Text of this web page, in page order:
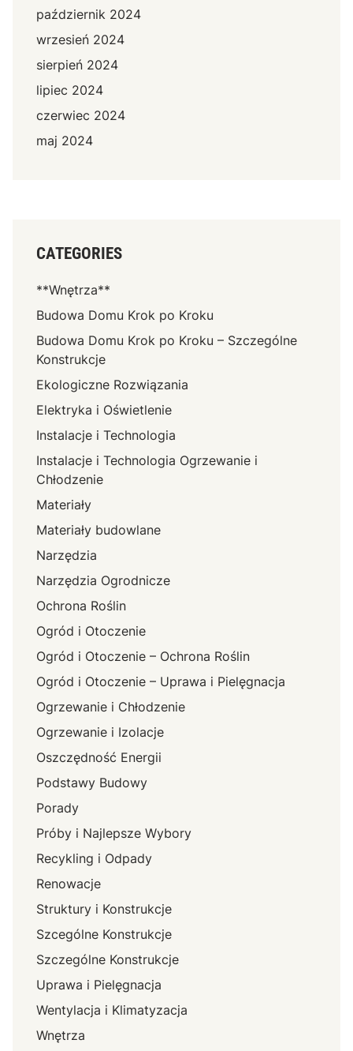
październik 2024
wrzesień 2024
sierpień 2024
lipiec 2024
czerwiec 2024
maj 2024
CATEGORIES
**Wnętrza**
Budowa Domu Krok po Kroku
Budowa Domu Krok po Kroku – Szczególne
Konstrukcje
Ekologiczne Rozwiązania
Elektryka i Oświetlenie
Instalacje i Technologia
Instalacje i Technologia Ogrzewanie i
Chłodzenie
Materiały
Materiały budowlane
Narzędzia
Narzędzia Ogrodnicze
Ochrona Roślin
Ogród i Otoczenie
Ogród i Otoczenie – Ochrona Roślin
Ogród i Otoczenie – Uprawa i Pielęgnacja
Ogrzewanie i Chłodzenie
Ogrzewanie i Izolacje
Oszczędność Energii
Podstawy Budowy
Porady
Próby i Najlepsze Wybory
Recykling i Odpady
Renowacje
Struktury i Konstrukcje
Szcególne Konstrukcje
Szczególne Konstrukcje
Uprawa i Pielęgnacja
Wentylacja i Klimatyzacja
Wnętrza